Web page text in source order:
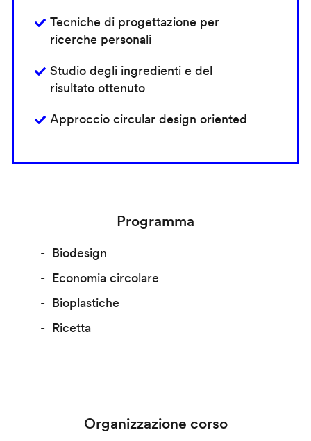
Tecniche di progettazione per
ricerche personali
Studio degli ingredienti e del
risultato ottenuto
Approccio circular design oriented
Programma
Biodesign
Economia circolare
Bioplastiche
Ricetta
Organizzazione corso